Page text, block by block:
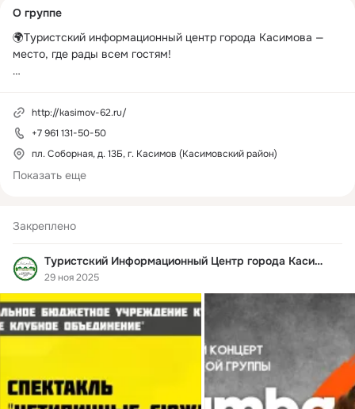
Закреплено
Туристский Информационный Центр города Касимова
29 ноя 2025
колонка
О группе
🌍Туристский информационный центр города Касимова —
место, где рады всем гостям!
корпус Торговых рядов (вход со стороны городского рынка).
📞 +79611315050
https://vk.com/kasimov_tic
Преимущества ТИЦ:
🔹Вместо того чтобы искать информацию самостоятельно,
Вы можете получить все сведения о текущих культурных
постановках, мастер-классах  и других мероприятиях.
Информация всегда обновляется.
http://kasimov-62.ru/
+7 961 131-50-50
пл. Соборная, д. 13Б, г. Касимов (Касимовский район)
Показать еще